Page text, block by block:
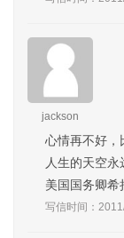
jackson
心情再不好，
人生的天空
美国国务卿
写信时间：